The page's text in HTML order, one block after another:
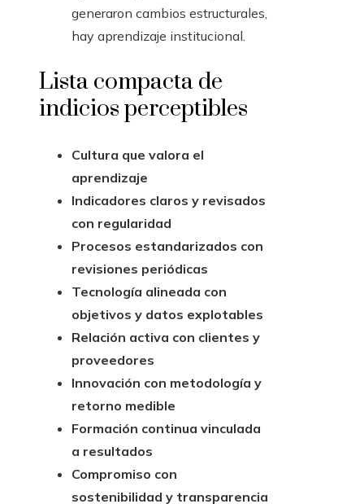
generaron cambios estructurales,
hay aprendizaje institucional.
Lista compacta de
indicios perceptibles
Cultura que valora el
aprendizaje
Indicadores claros y revisados
con regularidad
Procesos estandarizados con
revisiones periódicas
Tecnología alineada con
objetivos y datos explotables
Relación activa con clientes y
proveedores
Innovación con metodología y
retorno medible
Formación continua vinculada
a resultados
Compromiso con
sostenibilidad y transparencia